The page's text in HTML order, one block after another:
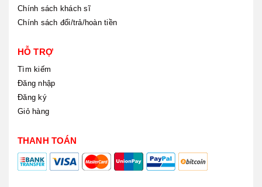
Chính sách khách sĩ
Chính sách đổi/trả/hoàn tiền
HỖ TRỢ
Tìm kiếm
Đăng nhập
Đăng ký
Giỏ hàng
THANH TOÁN